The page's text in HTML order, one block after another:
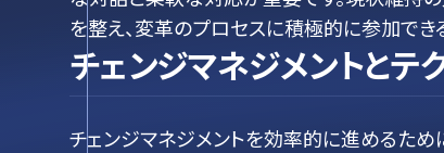
を整え、変革のプロセスに積極的に参加でき
チェンジマネジメントとテ
チェンジマネジメントを効率的に進めるため